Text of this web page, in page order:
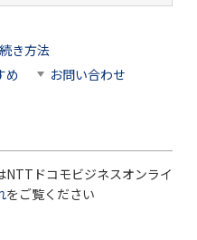
き方法
め
お問い合わせ
NTTドコモビジネスオンライ
をご覧ください